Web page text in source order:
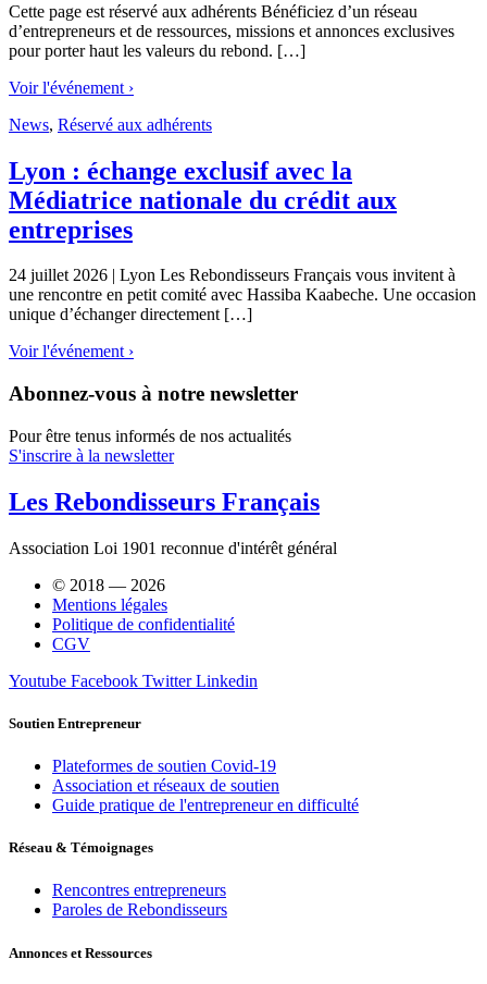
Cette page est réservé aux adhérents Bénéficiez d’un réseau
d’entrepreneurs et de ressources, missions et annonces exclusives
pour porter haut les valeurs du rebond. […]
Voir l'événement ›
News, Réservé aux adhérents
Lyon : échange exclusif avec la
Médiatrice nationale du crédit aux
entreprises
24 juillet 2026 | Lyon Les Rebondisseurs Français vous invitent à
une rencontre en petit comité avec Hassiba Kaabeche. Une occasion
unique d’échanger directement […]
Voir l'événement ›
Abonnez-vous à notre newsletter
Pour être tenus informés de nos actualités
S'inscrire à la newsletter
Les Rebondisseurs Français
Association Loi 1901 reconnue d'intérêt général
© 2018 — 2026
Mentions légales
Politique de confidentialité
CGV
Youtube Facebook Twitter Linkedin
Soutien Entrepreneur
Plateformes de soutien Covid-19
Association et réseaux de soutien
Guide pratique de l'entrepreneur en difficulté
Réseau & Témoignages
Rencontres entrepreneurs
Paroles de Rebondisseurs
Annonces et Ressources